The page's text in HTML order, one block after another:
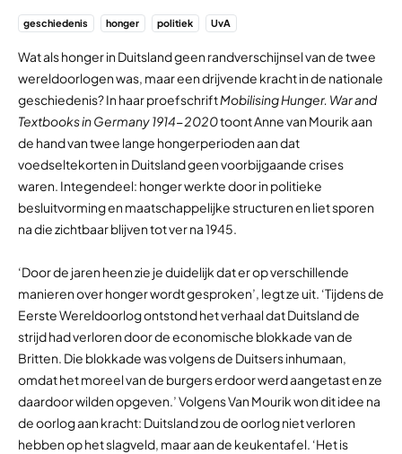
geschiedenis honger politiek UvA
Wat als honger in Duitsland geen randverschijnsel van de twee
wereldoorlogen was, maar een drijvende kracht in de nationale
geschiedenis? In haar proefschriftMobilising Hunger. War and
Textbooks in Germany 1914-2020toont Anne van Mourik aan
de hand van twee lange hongerperioden aan dat
voedseltekorten in Duitsland geen voorbijgaande crises
waren. Integendeel: honger werkte door in politieke
besluitvorming en maatschappelijke structuren en liet sporen
na die zichtbaar blijven tot ver na 1945.
‘Door de jaren heen zie je duidelijk dat er op verschillende
manieren over honger wordt gesproken’, legt ze uit. ‘Tijdens de
Eerste Wereldoorlog ontstond het verhaal dat Duitsland de
strijd had verloren door de economische blokkade van de
Britten. Die blokkade was volgens de Duitsers inhumaan,
omdat het moreel van de burgers erdoor werd aangetast en ze
daardoor wilden opgeven.’ Volgens Van Mourik won dit idee na
de oorlog aan kracht: Duitsland zou de oorlog niet verloren
hebben op het slagveld, maar aan de keukentafel. ‘Het is